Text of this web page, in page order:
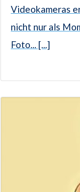
Videokameras
nicht nur als
Foto... [...]